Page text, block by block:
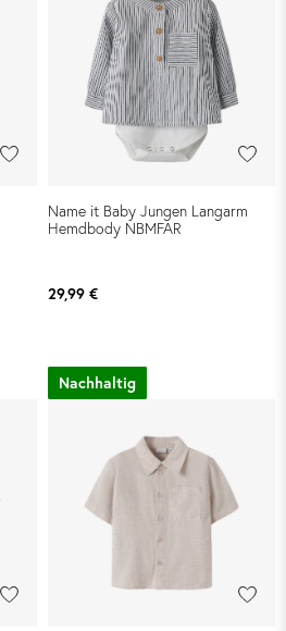
Name it Baby Jungen Langarm
Hemdbody NBMFAR
29,99 €
Nachhaltig